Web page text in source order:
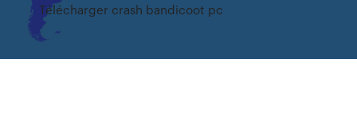
Télécharger crash bandicoot pc